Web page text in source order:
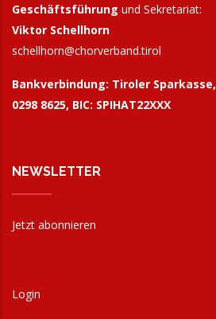
Geschäftsführung und Sekretariat:
Viktor Schellhorn
schellhorn@chorverband.tirol
Bankverbindung: Tiroler Sparkasse,
0298 8625, BIC: SPIHAT22XXX
NEWSLETTER
Jetzt abonnieren
Login